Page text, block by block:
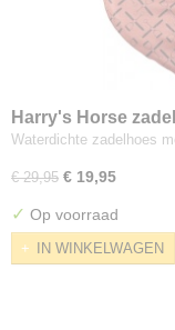
Harry's Horse
Waterdichte zadelhoes
€ 29,95 € 19,95
✓ Op voorraad
IN WINKELWAGEN